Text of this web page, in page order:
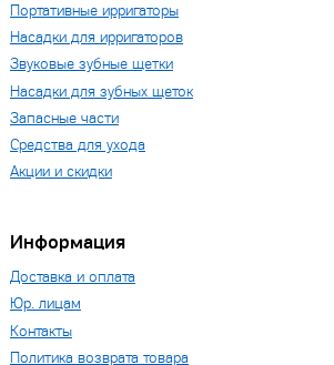
Портативные ирригаторы
Насадки для ирригаторов
Звуковые зубные щетки
Насадки для зубных щеток
Запасные части
Средства для ухода
Акции и скидки
Информация
Доставка и оплата
Юр. лицам
Контакты
Политика возврата товара